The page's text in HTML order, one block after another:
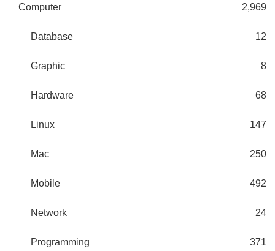
Computer 2,969
Database 12
Graphic 8
Hardware 68
Linux 147
Mac 250
Mobile 492
Network 24
Programming 371